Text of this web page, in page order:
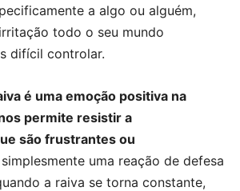
a algo ou alguém,
todo o seu mundo
difícil controlar.
é uma emoção positiva na
permite resistir a
são frustrantes ou
simplesmente uma reação de defesa
a raiva se torna constante,